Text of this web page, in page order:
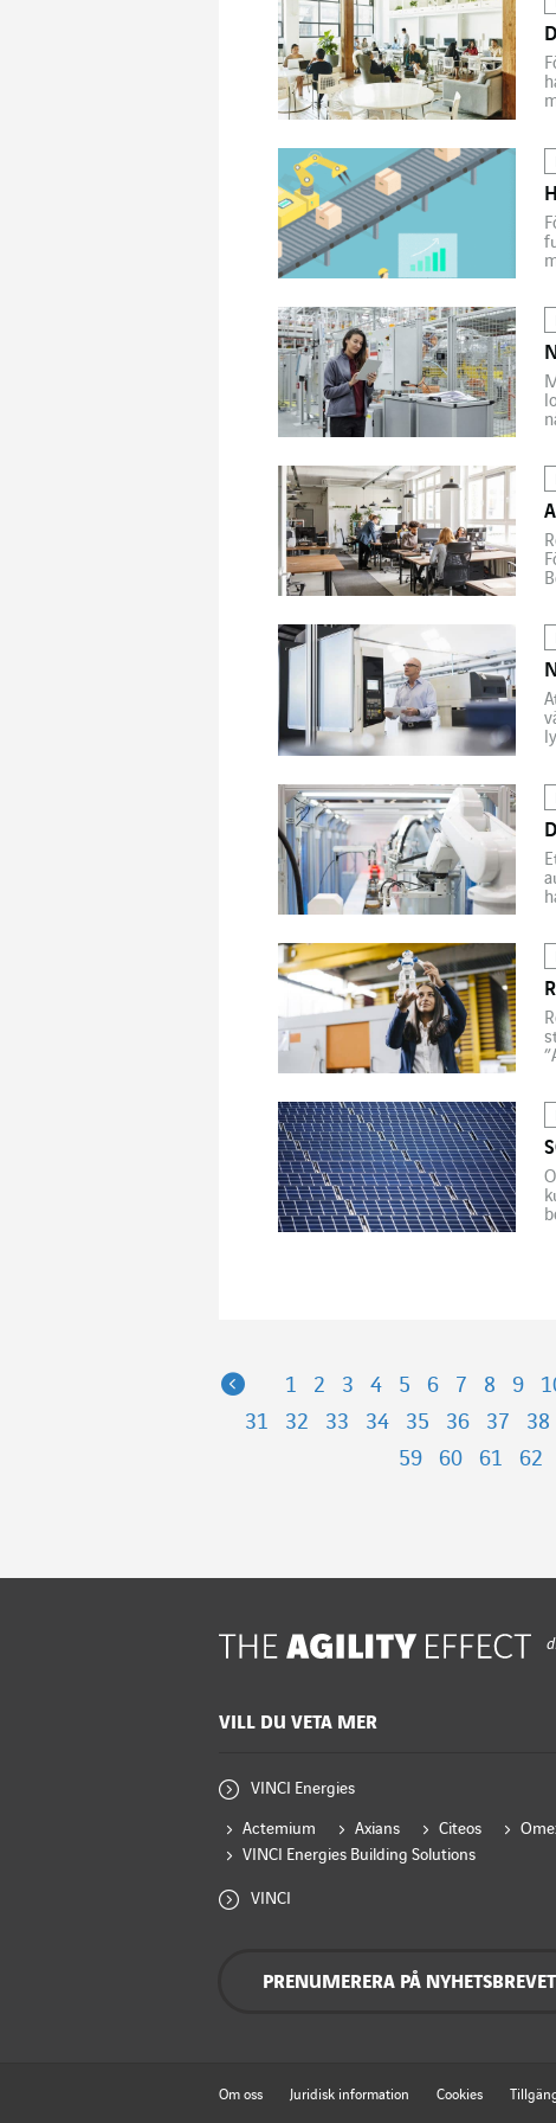
Previous
1 2 3 4 5 6 7 8 9
31
32 33 34 35 36 37 38
59
60 61 62
VILL DU VETA MER
VINCI Energies
Actemium Axians Citeos
VINCI Energies Building Solutions
VINCI
PRENUMERERA PÅ NYHETSBREVET
Om oss Juridisk information Cookies